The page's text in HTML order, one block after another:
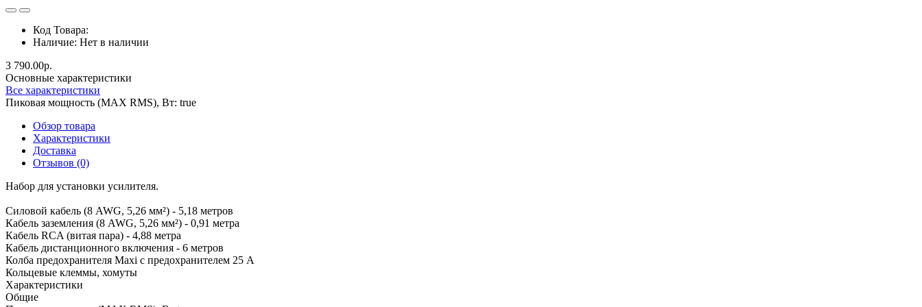
Код Товара:
Наличие: Нет в наличии
3 790.00р.
Основные характеристики
Все характеристики
Пиковая мощность (MAX RMS), Вт: true
Обзор товара
Характеристики
Доставка
Отзывов (0)
Набор для установки усилителя.
Силовой кабель (8 AWG, 5,26 мм²) - 5,18 метров
Кабель заземления (8 AWG, 5,26 мм²) - 0,91 метра
Кабель RCA (витая пара) - 4,88 метра
Кабель дистанционного включения - 6 метров
Колба предохранителя Maxi с предохранителем 25 А
Кольцевые клеммы, хомуты
Характеристики
Общие